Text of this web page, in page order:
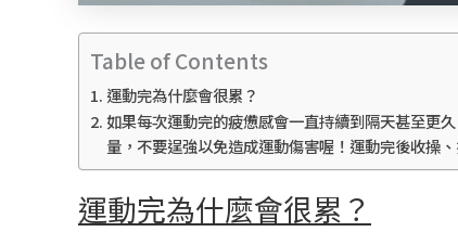
Table of Contents
運動完為什麼會很累？
如果每次運動完的疲憊感會一直持續到隔天甚至更
量，不要逞強以免造成運動傷害喔！運動完後收操
運動完為什麼會很累？